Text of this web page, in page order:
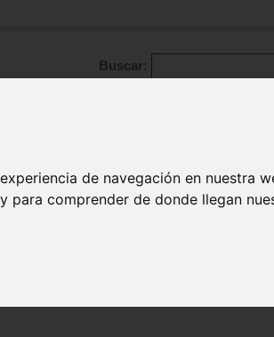
de navegación en nuestra
para comprender de donde llegan
Buscar: